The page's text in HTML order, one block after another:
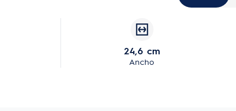
24,6 cm
Ancho